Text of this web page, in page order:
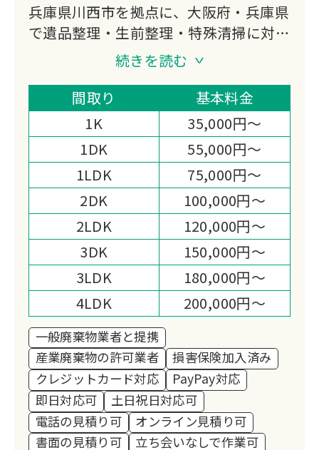
兵庫県川西市を拠点に、大阪府・兵庫県
で遺品整理・生前整理・特殊清掃に対応
する「RKサービス鉄人」です。
大手引越し業者出身のスタッフが在籍
し、リサイクル・リユース・リデュース
の3Rを大切にした整理と出張費無料の
明快な料金体制が選ばれる理由です。
続きを読む
間取り
基本料金
1K
35,000円～
1DK
55,000円～
1LDK
75,000円～
2DK
100,000円～
2LDK
120,000円～
3DK
150,000円～
3LDK
180,000円～
4LDK
200,000円～
一般廃棄物業者と提携
産業廃棄物の許可業者
損害保険加入済み
クレジットカード対応
PayPay対応
即日対応可
土日祝日対応可
電話の見積り可
オンライン見積り可
書面の見積り可
立ち会いなしで作業可